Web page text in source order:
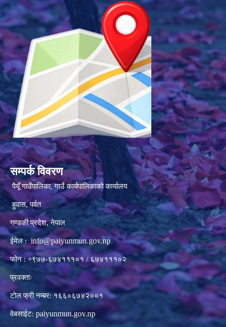
सम्पर्क विवरण
पैयूँ गाउँपालिका, गाउँ कार्यपालिकाको कार्यालय
हुवास, पर्वत
गण्डकी प्रदेश, नेपाल
ईमेल : info@paiyunmun.gov.np
फोन : +९७७-६७४१११०१ / ६७४१११०२
प्रवक्ताः
टोल फ्री नम्बर: १६६०६७४२००१
वेबसाईट: paiyunmun.gov.np